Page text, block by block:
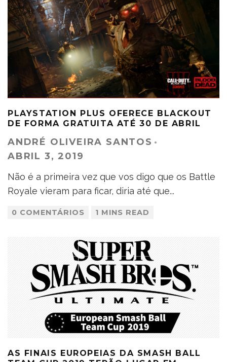
PLAYSTATION PLUS OFERECE BLACKOUT
DE FORMA GRATUITA ATÉ 30 DE ABRIL
ANDRÉ OLIVEIRA SANTOS ·
ABRIL 3, 2019
Não é a primeira vez que vos digo que os Battle
Royale vieram para ficar, diria até que...
0 COMENTÁRIOS 1 MINS READ
AS FINAIS EUROPEIAS DA SMASH BALL